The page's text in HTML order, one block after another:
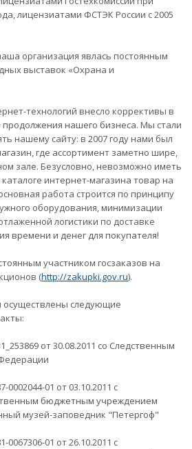
лицензиатами ФСТЭК России с 2005
организация явлась постоянным
выставок «Охрана и
технологий внесло коррективы в
нашего бизнеса. Мы стали
нашему сайту: в 2007 году нами был
где ассортимент заметно шире,
зале. Безусловно, невозможно иметь
интернет-магазина товар на
работа строится по принципу
оборудования, минимизации
логистики по доставке
времени и денег для покупателя!
участником госзаказов на
(http://zakupki.gov.ru).
осуществлены следующие
от 30.08.2011 со Следственным
0002044-01 от 03.10.2011 с
бюджетным учреждением
музей-заповедник "Петергоф"
0067306-01 от 26.10.2011 с